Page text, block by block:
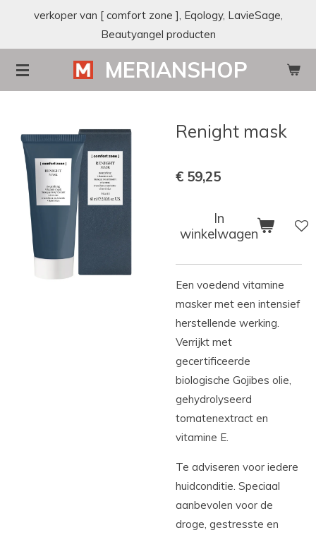
de
hoofdinhoud
MERIANSHOP
verkoper van [ comfort zone ], Eqology, LavieSage,
Beautyangel producten
Renight mask
€ 59,25
In
winkelwagen
Een voedend vitamine
masker met een intensief
herstellende werking.
Verrijkt met
gecertificeerde
biologische Gojibes olie,
gehydrolyseerd
tomatenextract en
vitamine E.
Te adviseren voor iedere
huidconditie. Speciaal
aanbevolen voor de
droge, gestresste en